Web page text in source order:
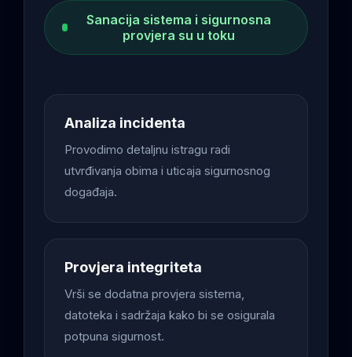
Sanacija sistema i sigurnosna
provjera su u toku
Analiza incidenta
Provodimo detaljnu istragu radi
utvrđivanja obima i uticaja sigurnosnog
događaja.
Provjera integriteta
Vrši se dodatna provjera sistema,
datoteka i sadržaja kako bi se osigurala
potpuna sigurnost.